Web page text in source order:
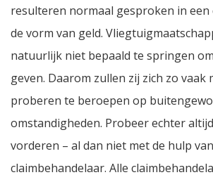
resulteren normaal gesproken in een
de vorm van geld.
natuurlijk niet bepaald te springen
geven. Daarom zullen zij zich zo vaak
proberen te beroepen op
omstandigheden. Probeer echter
vorderen – al dan niet met de hulp
claimbehandelaar. Alle